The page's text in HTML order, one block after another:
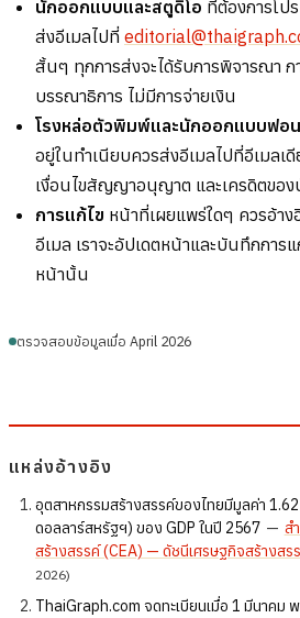
นักออกแบบและสตูดิโอ ที่ต้องการโป
ส่งอีเมลไปที่
สั้นๆ ทุกการส่งจะได้รับการพิจารณา ก
บรรณาธิการ ไม่มีการจ่ายเงิน
โรงหล่อตัวพิมพ์และนักออกแบบฟอ
อยู่ในทำเนียบควรส่งอีเมลไปที่อีเมล
เงื่อนไขสัญญาอนุญาต และเครดิตขอ
การแก้ไข หน้าที่เผยแพร่ใดๆ ควรอ้า
อีเมล เราจะอัปเดตหน้าและบันทึกกา
หน้านั้น
ตรวจสอบข้อมูลเมื่อ April 2026
แหล่งอ้างอิง
อุตสาหกรรมสร้างสรรค์ของไทยมีมูลค่า
ดอลลาร์สหรัฐฯ) ของ GDP ในปี 2567 — ส
สร้างสรรค์ (CEA) — ดัชนีเศรษฐกิจสร้างสร
2026)
ThaiGraph.com จดทะเบียนเมื่อ 1 มีนาคม